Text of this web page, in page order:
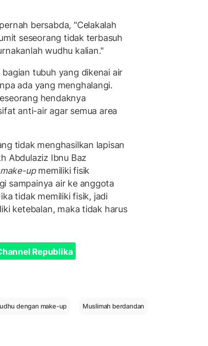
bersabda, "Celakalah
seseorang tidak terbasuh
wudhu kalian."
tubuh yang dikenai air
ada yang menghalangi.
hendaknya
anti-air agar semua area
tidak menghasilkan lapisan
Abdulaziz Ibnu Baz
make-upmemiliki fisik
sampainya air ke anggota
tidak memiliki fisik, jadi
ketebalan, maka tidak harus
Republika
dengan make-up Muslimah berdandan